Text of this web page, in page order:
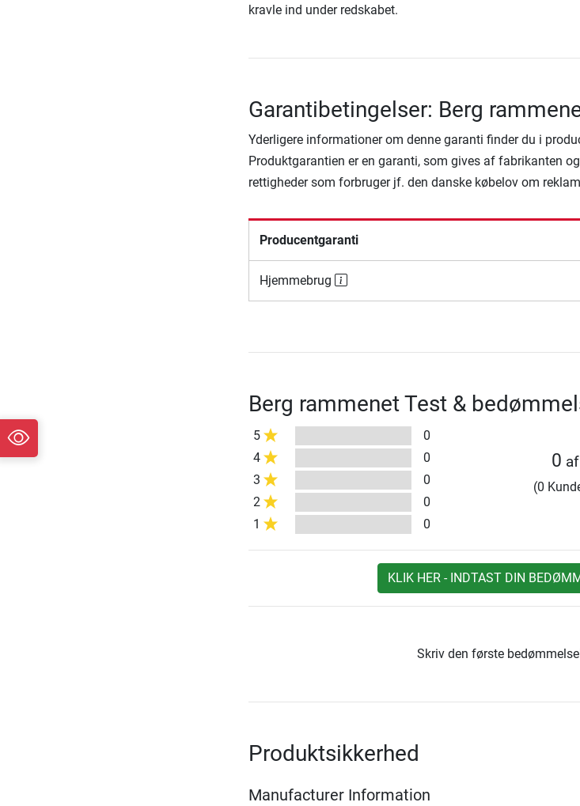
kravle ind under redskabet.
Garantibetingelser: Berg
Yderligere informationer om denne garanti finder du i
Produktgarantien er en garanti, som gives af fabrikanten
rettigheder som forbruger jf. den danske købelov om
Producentgaranti
Hjemmebrug
Berg rammenet Test &
5
0
4
0
3
0
2
0
1
0
0
(0
KLIK HER - INDTAST DIN
Skriv den første
Produktsikkerhed
Manufacturer Information